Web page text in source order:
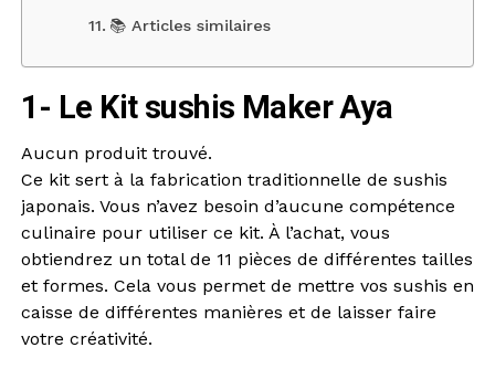
📚 Articles similaires
1- Le Kit sushis Maker Aya
Aucun produit trouvé.
Ce kit sert à la fabrication traditionnelle de sushis
japonais. Vous n’avez besoin d’aucune compétence
culinaire pour utiliser ce kit. À l’achat, vous
obtiendrez un total de 11 pièces de différentes tailles
et formes. Cela vous permet de mettre vos sushis en
caisse de différentes manières et de laisser faire
votre créativité.